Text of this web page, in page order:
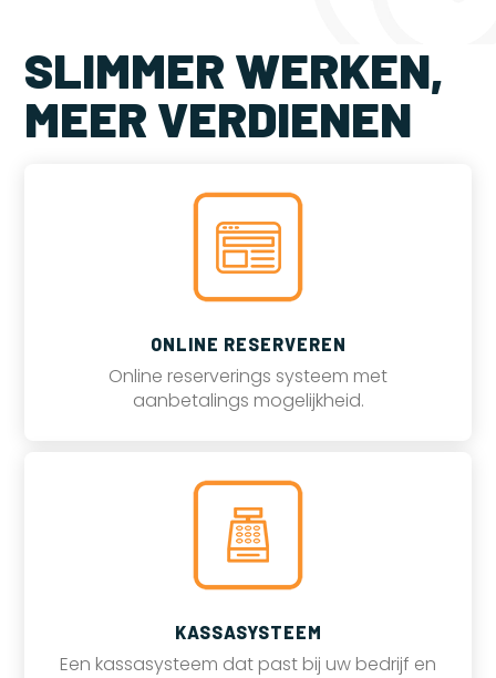
SLIMMER WERKEN,
MEER VERDIENEN
ONLINE RESERVEREN
Online reserverings systeem met
aanbetalings mogelijkheid.
KASSASYSTEEM
Een kassasysteem dat past bij uw bedrijf en